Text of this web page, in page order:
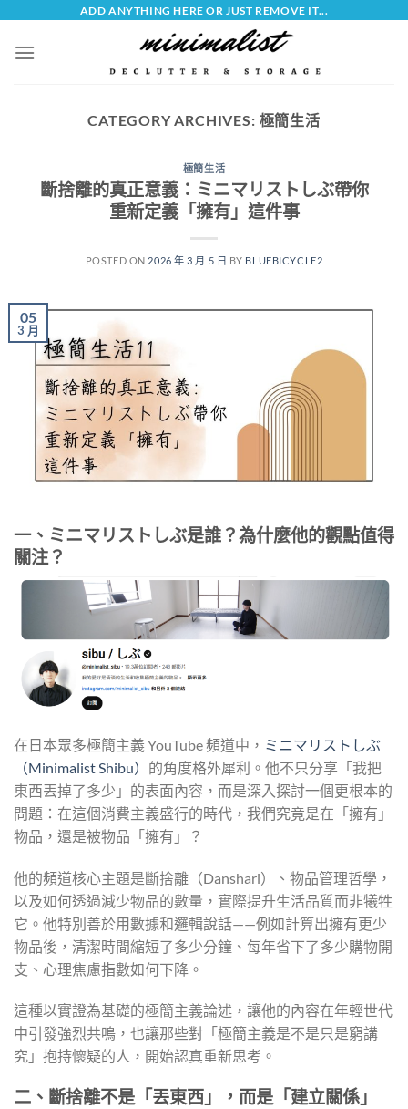
content
ADD ANYTHING HERE OR JUST REMOVE IT...
CATEGORY ARCHIVES: 極簡生活
極簡生活
斷捨離的真正意義：ミニマリストしぶ帶你
重新定義「擁有」這件事
POSTED ON 2026 年 3 月 5 日 BY BLUEBICYCLE2
05
3 月
一、ミニマリストしぶ是誰？為什麼他的觀點值得
關注？
在日本眾多極簡主義 YouTube 頻道中， ミニマリストしぶ
（Minimalist Shibu） 的角度格外犀利。他不只分享「我把
東西丟掉了多少」的表面內容，而是深入探討一個更根本的
問題：在這個消費主義盛行的時代，我們究竟是在「擁有」
物品，還是被物品「擁有」？
他的頻道核心主題是斷捨離（Danshari）、物品管理哲學，
以及如何透過減少物品的數量，實際提升生活品質而非犧牲
它。他特別善於用數據和邏輯說話——例如計算出擁有更少
物品後，清潔時間縮短了多少分鐘、每年省下了多少購物開
支、心理焦慮指數如何下降。
這種以實證為基礎的極簡主義論述，讓他的內容在年輕世代
中引發強烈共鳴，也讓那些對「極簡主義是不是只是窮講
究」抱持懷疑的人，開始認真重新思考。
二、斷捨離不是「丟東西」，而是「建立關係」